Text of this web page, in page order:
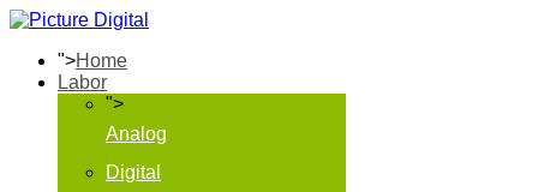
">Home
Labor
">
Analog
Digital